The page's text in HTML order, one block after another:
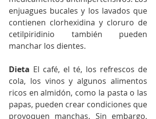
enjuagues bucales y los lavados que
contienen clorhexidina y cloruro de
cetilpiridinio también pueden
manchar los dientes.
Dieta El café, el té, los refrescos de
cola, los vinos y algunos alimentos
ricos en almidón, como la pasta o las
papas, pueden crear condiciones que
provoquen manchas. Sin embargo,